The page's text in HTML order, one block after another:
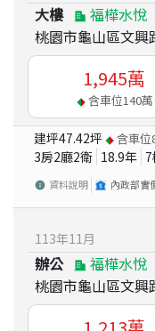
大樓
福樺水悅
桃園市龜山區文興
1,945萬
含車位140萬
建坪47.42坪 含車位
3房2廳2衛 18.9年 7
資料說明 內政部實
113年11月
辦公
福樺水悅
桃園市龜山區文